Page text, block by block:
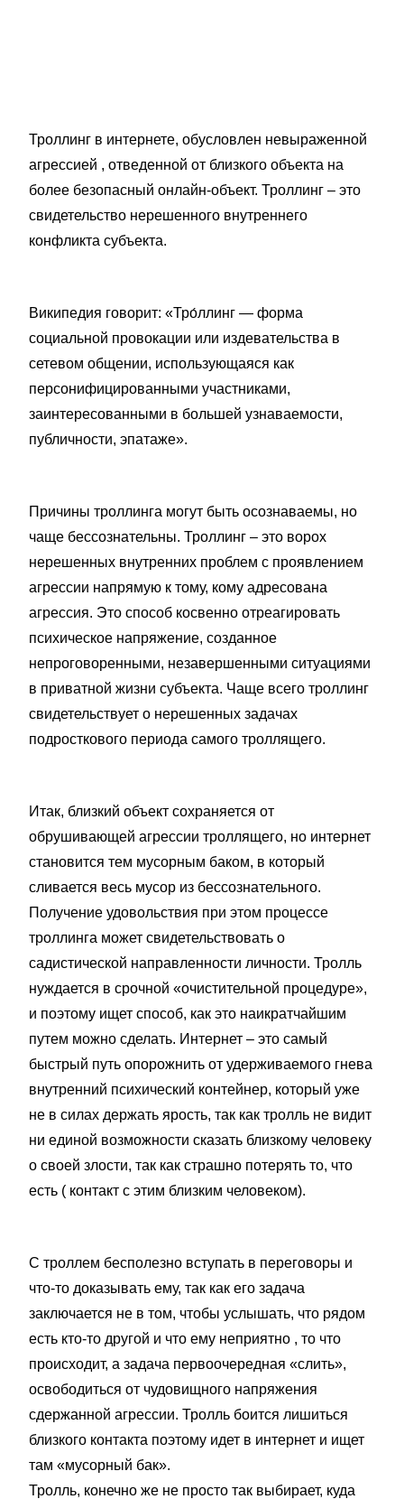
Троллинг в интернете, обусловлен невыраженной
агрессией , отведенной от близкого объекта на
более безопасный онлайн-объект. Троллинг – это
свидетельство нерешенного внутреннего
конфликта субъекта.
Википедия говорит: «Тро́ллинг — форма
социальной провокации или издевательства в
сетевом общении, использующаяся как
персонифицированными участниками,
заинтересованными в большей узнаваемости,
публичности, эпатаже».
Причины троллинга могут быть осознаваемы, но
чаще бессознательны. Троллинг – это ворох
нерешенных внутренних проблем с проявлением
агрессии напрямую к тому, кому адресована
агрессия. Это способ косвенно отреагировать
психическое напряжение, созданное
непроговоренными, незавершенными ситуациями
в приватной жизни субъекта. Чаще всего троллинг
свидетельствует о нерешенных задачах
подросткового периода самого троллящего.
Итак, близкий объект сохраняется от
обрушивающей агрессии троллящего, но интернет
становится тем мусорным баком, в который
сливается весь мусор из бессознательного.
Получение удовольствия при этом процессе
троллинга может свидетельствовать о
садистической направленности личности. Тролль
нуждается в срочной «очистительной процедуре»,
и поэтому ищет способ, как это наикратчайшим
путем можно сделать. Интернет – это самый
быстрый путь опорожнить от удерживаемого гнева
внутренний психический контейнер, который уже
не в силах держать ярость, так как тролль не видит
ни единой возможности сказать близкому человеку
о своей злости, так как страшно потерять то, что
есть ( контакт с этим близким человеком).
С троллем бесполезно вступать в переговоры и
что-то доказывать ему, так как его задача
заключается не в том, чтобы услышать, что рядом
есть кто-то другой и что ему неприятно , то что
происходит, а задача первоочередная «слить»,
освободиться от чудовищного напряжения
сдержанной агрессии. Тролль боится лишиться
близкого контакта поэтому идет в интернет и ищет
там «мусорный бак».
Тролль, конечно же не просто так выбирает, куда